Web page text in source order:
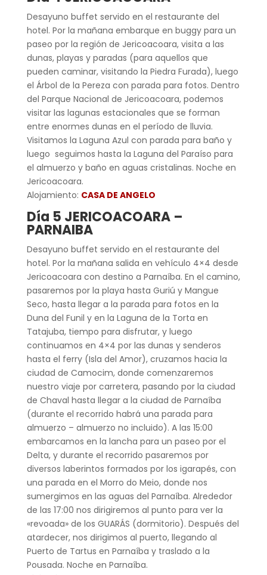
Desayuno buffet servido en el restaurante del
hotel. Por la mañana embarque en buggy para un
paseo por la región de Jericoacoara, visita a las
dunas, playas y paradas (para aquellos que
pueden caminar, visitando la Piedra Furada), luego
el Árbol de la Pereza con parada para fotos. Dentro
del Parque Nacional de Jericoacoara, podemos
visitar las lagunas estacionales que se forman
entre enormes dunas en el período de lluvia.
Visitamos la Laguna Azul con parada para baño y
luego seguimos hasta la Laguna del Paraíso para
el almuerzo y baño en aguas cristalinas. Noche en
Jericoacoara.
Alojamiento: CASA DE ANGELO
Día 5 JERICOACOARA –
PARNAIBA
Desayuno buffet servido en el restaurante del
hotel. Por la mañana salida en vehículo 4×4 desde
Jericoacoara con destino a Parnaíba. En el camino,
pasaremos por la playa hasta Guriú y Mangue
Seco, hasta llegar a la parada para fotos en la
Duna del Funil y en la Laguna de la Torta en
Tatajuba, tiempo para disfrutar, y luego
continuamos en 4×4 por las dunas y senderos
hasta el ferry (Isla del Amor), cruzamos hacia la
ciudad de Camocim, donde comenzaremos
nuestro viaje por carretera, pasando por la ciudad
de Chaval hasta llegar a la ciudad de Parnaíba
(durante el recorrido habrá una parada para
almuerzo – almuerzo no incluido). A las 15:00
embarcamos en la lancha para un paseo por el
Delta, y durante el recorrido pasaremos por
diversos laberintos formados por los igarapés, con
una parada en el Morro do Meio, donde nos
sumergimos en las aguas del Parnaíba. Alrededor
de las 17:00 nos dirigiremos al punto para ver la
«revoada» de los GUARÁS (dormitorio). Después del
atardecer, nos dirigimos al puerto, llegando al
Puerto de Tartus en Parnaíba y traslado a la
Pousada. Noche en Parnaíba.